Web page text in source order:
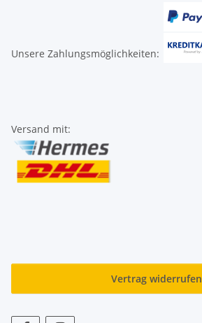
Unsere Zahlungsmöglichkeiten:
Versand mit:
Vertrag widerrufen